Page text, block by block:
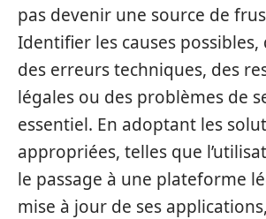
pas devenir une source de
Identifier les causes possibles,
des erreurs techniques, des
légales ou des problèmes de
essentiel. En adoptant les
appropriées, telles que
le passage à une plateforme
mise à jour de ses